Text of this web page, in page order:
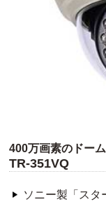
400万画素のドー
TR-351VQ
ソニー製「スタ